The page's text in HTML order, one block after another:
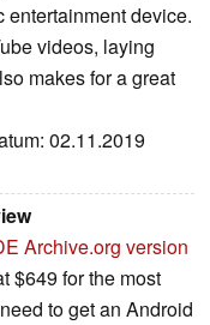
entertainment device.
videos, laying
makes for a great
02.11.2019
Archive.org version
$649 for the most
to get an Android